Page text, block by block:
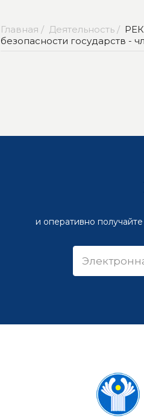
Главная / Деятельность /
безопасности государств -
и оперативно